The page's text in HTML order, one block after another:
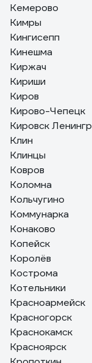
Кемерово
Кимры
Кингисепп
Кинешма
Киржач
Кириши
Киров
Кирово-Чепецк
Кировск
Клин
Клинцы
Ковров
Коломна
Кольчугино
Коммунарка
Конаково
Копейск
Королёв
Кострома
Котельники
Красноармейск
Красногорск
Краснокамск
Красноярск